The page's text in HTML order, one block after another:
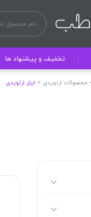
تخفیف و پیشنهاد ها
محصولات ارتوپدی ابزار ارتوپدی